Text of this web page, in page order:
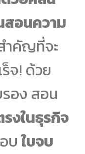
สอนความ
ำคัญที่จะ
จ! ด้วย
อง สอน
งในธุรกิจ
บใบจบ